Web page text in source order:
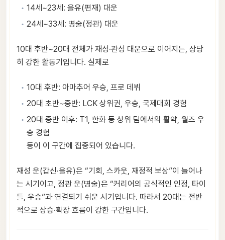
14세~23세: 을유(편재) 대운
24세~33세: 병술(정관) 대운
10대 후반~20대 전체가 재성·관성 대운으로 이어지는, 상당
히 강한 활동기입니다. 실제로
10대 후반: 아마추어 우승, 프로 데뷔
20대 초반~중반: LCK 상위권, 우승, 국제대회 경험
20대 중반 이후: T1, 한화 등 상위 팀에서의 활약, 월즈 우
승 경험
등이 이 구간에 집중되어 있습니다.
재성 운(갑신·을유)은 “기회, 스카웃, 재정적 보상”이 늘어나
는 시기이고, 정관 운(병술)은 “커리어의 공식적인 인정, 타이
틀, 우승”과 연결되기 쉬운 시기입니다. 따라서 20대는 전반
적으로 상승·확장 흐름이 강한 구간입니다.